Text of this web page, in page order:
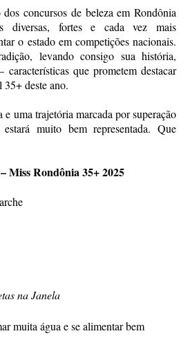
concursos de beleza em Rondônia
diversas, fortes e cada vez mais
o estado em competições nacionais.
levando consigo sua história,
que prometem destacar
deste ano.
e uma trajetória marcada por superação
muito bem representada. Que
Miss Rondônia 35+ 2025
na Janela
muita água e se alimentar bem